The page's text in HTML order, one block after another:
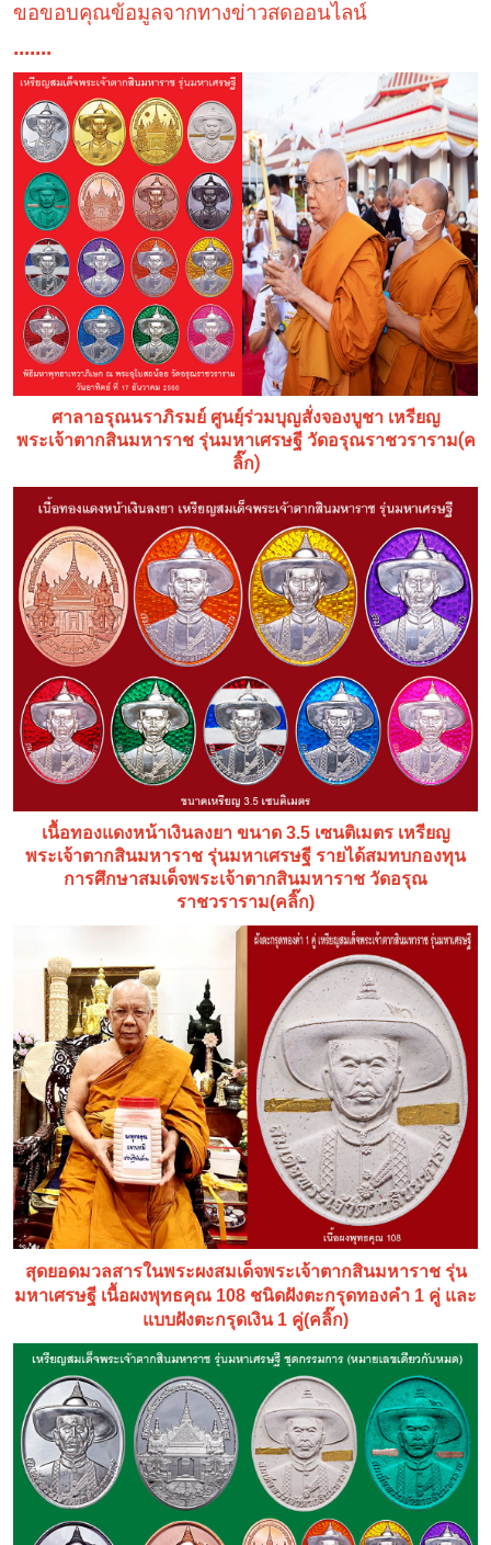
ขอขอบคุณข้อมูลจากทางข่าวสดออนไลน์
.......
ศาลาอรุณนราภิรมย์ ศูนยฺ์ร่วมบุญสั่งจองบูชา เหรียญ
พระเจ้าตากสินมหาราช รุ่นมหาเศรษฐี วัดอรุณราชวราราม(ค
ลิ๊ก)
เนื้อทองแดงหน้าเงินลงยา ขนาด 3.5 เซนติเมตร เหรียญ
พระเจ้าตากสินมหาราช รุ่นมหาเศรษฐี รายได้สมทบกองทุน
การศึกษาสมเด็จพระเจ้าตากสินมหาราช วัดอรุณ
ราชวราราม(คลิ๊ก)
สุดยอดมวลสารในพระผงสมเด็จพระเจ้าตากสินมหาราช รุ่น
มหาเศรษฐี เนื้อผงพุทธคุณ 108 ชนิดฝังตะกรุดทองคำ 1 คู่ และ
แบบฝังตะกรุดเงิน 1 คู่(คลิ๊ก)